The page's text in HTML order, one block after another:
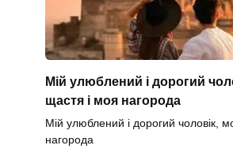
Мій улюблений і дорогий
щастя і моя нагорода
Мій улюблений і дорогий чоловік,
нагорода